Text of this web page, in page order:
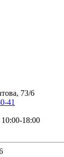
73/6
41
18:00